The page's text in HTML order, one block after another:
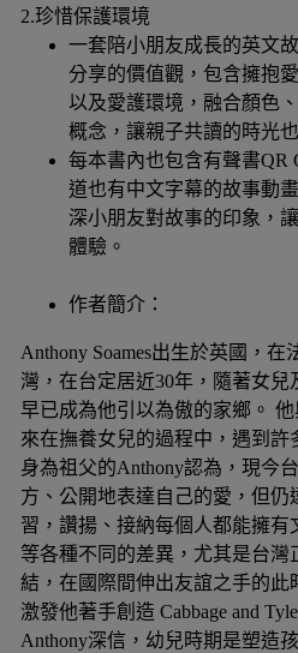
2.珍惜保護環境
一套陪小朋友成長的英文
分享的價值觀，包含擁抱
以及愛護環境，融合顏色
概念，讓親子共讀的時光
每本書內也包含有聲書QR
道也有中文字幕的故事動
深小朋友對故事的印象，
體驗。
作者簡介：
Anthony Soames出生於英國，
灣，在台定居近30年，隨著女
早已成為他引以為傲的家鄉。
來在撫養女兒的過程中，遇到許
身為祖父的Anthony認為，現今
方、公開地表達自己的愛，但仍
習，讚揚、接納每個人都能擁有
等各種不同的差異，尤其是台灣
結，在國際間伸出友誼之手的此
激發他著手創造 Cabbage and
Anthony深信，幼兒時期是塑造